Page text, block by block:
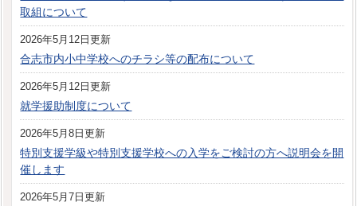
取組について
2026年5月12日更新
合志市内小中学校へのチラシ等の配布について
2026年5月12日更新
就学援助制度について
2026年5月8日更新
特別支援学級や特別支援学校への入学をご検討の方へ説明会を開
催します
2026年5月7日更新